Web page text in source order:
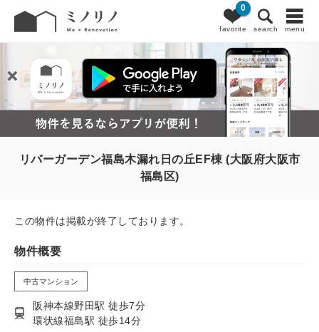
favorite
0
search menu
リバーガーデン福島木漏れ日の丘EF棟 (大阪府大阪市
福島区)
この物件は掲載が終了しております。
物件概要
中古マンション
阪神本線野田駅 徒歩7分
環状線福島駅 徒歩14分